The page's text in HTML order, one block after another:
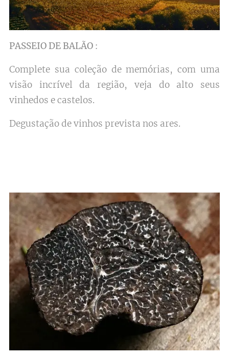
PASSEIO DE BALÃO :
Complete sua coleção de memórias, com uma
visão incrível da região, veja do alto seus
vinhedos e castelos.
Degustação de vinhos prevista nos ares.